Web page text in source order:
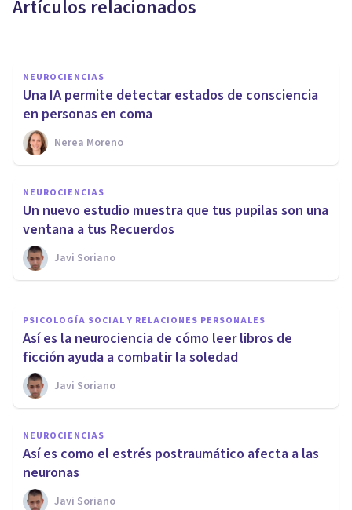
Artículos relacionados
cerebro
NEUROCIENCIAS
Una IA permite detectar estados de consciencia
en personas en coma
Nerea Moreno
NEUROCIENCIAS
Un nuevo estudio muestra que tus pupilas son una
ventana a tus Recuerdos
Javi Soriano
NEUROCIENCIAS
Descubren el origen del 30%
de las placas amiloides del
Alzheimer
Sonia Ruz Comas
PSICOLOGÍA SOCIAL Y RELACIONES PERSONALES
Así es la neurociencia de cómo leer libros de
ficción ayuda a combatir la soledad
Javi Soriano
NEUROCIENCIAS
Así es como el estrés postraumático afecta a las
neuronas
Javi Soriano